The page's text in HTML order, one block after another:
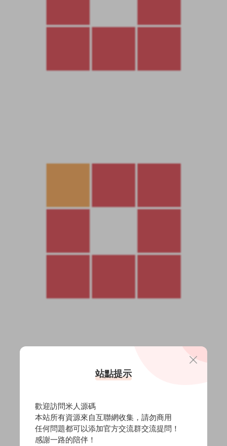
站點提示
歡迎訪問米人源碼
本站所有資源來自互聯網收集，請勿商用
任何問題都可以添加官方交流群交流提問！
感謝一路的陪伴！